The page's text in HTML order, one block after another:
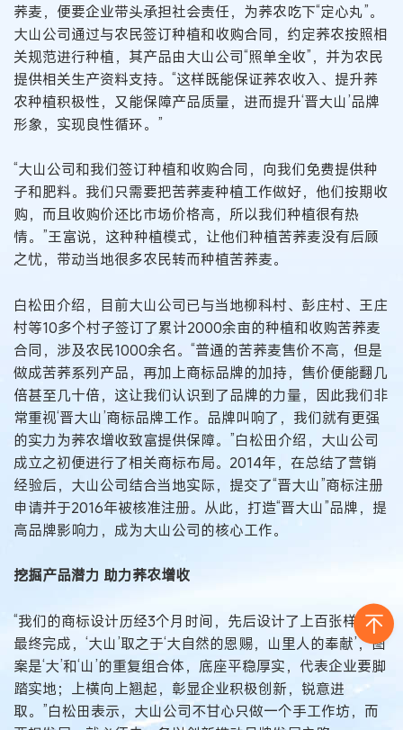
荞麦，便要企业带头承担社会责任，为荞农吃下“定心丸”。
大山公司通过与农民签订种植和收购合同，约定荞农按照相
关规范进行种植，其产品由大山公司“照单全收”，并为农民
提供相关生产资料支持。“这样既能保证荞农收入、提升荞
农种植积极性，又能保障产品质量，进而提升‘晋大山’品牌
形象，实现良性循环。”
“大山公司和我们签订种植和收购合同，向我们免费提供种
子和肥料。我们只需要把苦荞麦种植工作做好，他们按期收
购，而且收购价还比市场价格高，所以我们种植很有热
情。”王富说，这种种植模式，让他们种植苦荞麦没有后顾
之忧，带动当地很多农民转而种植苦荞麦。
白松田介绍，目前大山公司已与当地柳科村、彭庄村、王庄
村等10多个村子签订了累计2000余亩的种植和收购苦荞麦
合同，涉及农民1000余名。“普通的苦荞麦售价不高，但是
做成苦荞系列产品，再加上商标品牌的加持，售价便能翻几
倍甚至几十倍，这让我们认识到了品牌的力量，因此我们非
常重视‘晋大山’商标品牌工作。品牌叫响了，我们就有更强
的实力为荞农增收致富提供保障。”白松田介绍，大山公司
成立之初便进行了相关商标布局。2014年，在总结了营销
经验后，大山公司结合当地实际，提交了“晋大山”商标注册
申请并于2016年被核准注册。从此，打造“晋大山”品牌，提
高品牌影响力，成为大山公司的核心工作。
挖掘产品潜力 助力荞农增收
“我们的商标设计历经3个月时间，先后设计了上百张样稿才
最终完成，‘大山’取之于‘大自然的恩赐，山里人的奉献’，图
案是‘大’和‘山’的重复组合体，底座平稳厚实，代表企业要脚
踏实地；上横向上翘起，彰显企业积极创新，锐意进
取。”白松田表示，大山公司不甘心只做一个手工作坊，而